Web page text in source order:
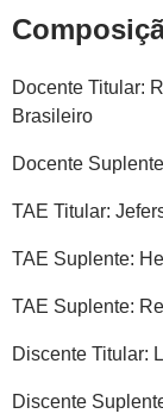
Docente Titular:
Brasileiro
Docente
TAE Titular:
TAE Suplente:
TAE Suplente:
Discente Titular:
Discente